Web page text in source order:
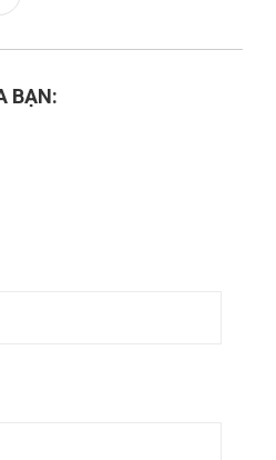
BẠN: